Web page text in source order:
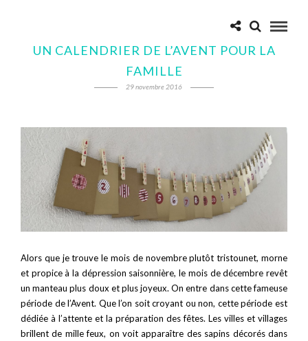
UN CALENDRIER DE L’AVENT POUR LA
FAMILLE
29 novembre 2016
Alors que je trouve le mois de novembre plutôt tristounet, morne
et propice à la dépression saisonnière, le mois de décembre revêt
un manteau plus doux et plus joyeux. On entre dans cette fameuse
période de l’Avent. Que l’on soit croyant ou non, cette période est
dédiée à l’attente et la préparation des fêtes. Les villes et villages
brillent de mille feux, on voit apparaître des sapins décorés dans